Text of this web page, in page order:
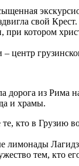
свой Крест.
котором
центр
из Рима
и храмы.
кто в Грузию
лимонады
тем, кто